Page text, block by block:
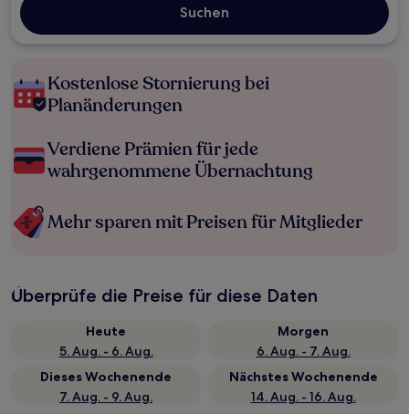
Suchen
Kostenlose Stornierung bei
Planänderungen
Verdiene Prämien für jede
wahrgenommene Übernachtung
Mehr sparen mit Preisen für Mitglieder
Überprüfe die Preise für diese Daten
Heute
5. Aug. - 6. Aug.
Morgen
6. Aug. - 7. Aug.
Dieses Wochenende
7. Aug. - 9. Aug.
Nächstes Wochenende
14. Aug. - 16. Aug.